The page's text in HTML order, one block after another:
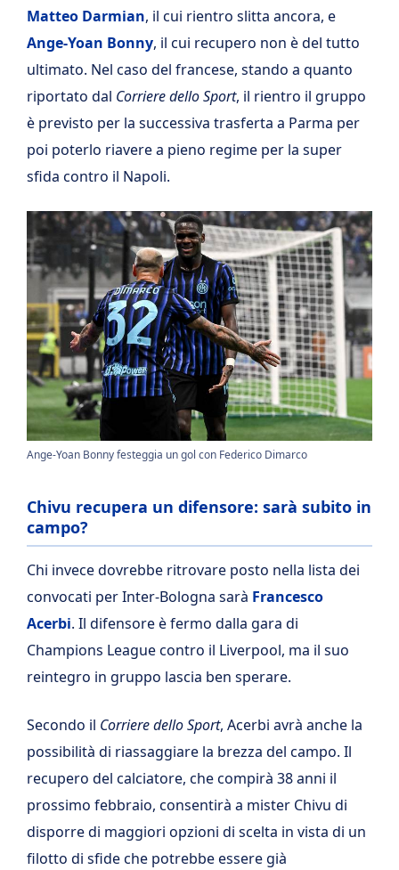
Matteo Darmian, il cui rientro slitta ancora, e
Ange-Yoan Bonny, il cui recupero non è del tutto
ultimato. Nel caso del francese, stando a quanto
riportato dal Corriere dello Sport, il rientro il gruppo
è previsto per la successiva trasferta a Parma per
poi poterlo riavere a pieno regime per la super
sfida contro il Napoli.
Ange-Yoan Bonny festeggia un gol con Federico Dimarco
Chivu recupera un difensore: sarà subito in
campo?
Chi invece dovrebbe ritrovare posto nella lista dei
convocati per Inter-Bologna sarà Francesco
Acerbi. Il difensore è fermo dalla gara di
Champions League contro il Liverpool, ma il suo
reintegro in gruppo lascia ben sperare.
Secondo il Corriere dello Sport, Acerbi avrà anche la
possibilità di riassaggiare la brezza del campo. Il
recupero del calciatore, che compirà 38 anni il
prossimo febbraio, consentirà a mister Chivu di
disporre di maggiori opzioni di scelta in vista di un
filotto di sfide che potrebbe essere già